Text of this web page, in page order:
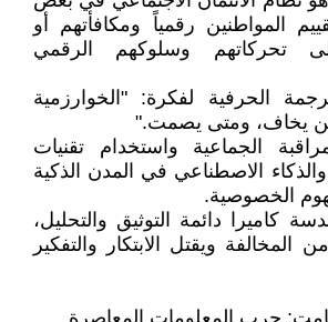
المواطنين رقمياً ومكافأتهم أو
تحركاتهم وسلوكهم الرقمي
الحرفية لفكرة: "الخوارزمية
يخاف، ومتى يصمت."
الجماعية واستخدام تقنيات
الاصطناعي في المدن الذكية
الخصوصية.
دائمة التوثيق والتحليل،
ويقتل الابتكار والتفكير